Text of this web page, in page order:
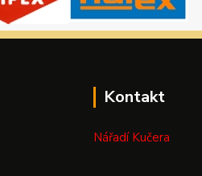
Kontakt
Nářadí Kučera